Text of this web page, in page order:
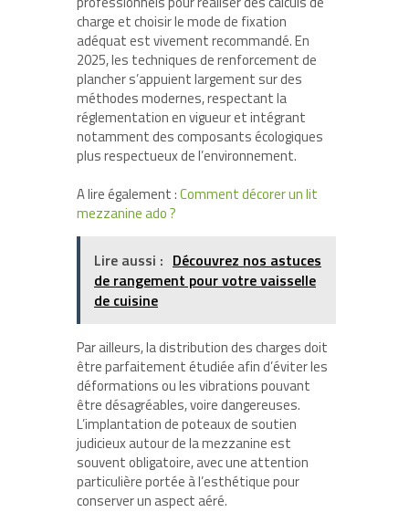
charge et choisir le mode de fixation
adéquat est vivement recommandé. En
2025, les techniques de renforcement de
plancher s’appuient largement sur des
méthodes modernes, respectant la
réglementation en vigueur et intégrant
notamment des composants écologiques
plus respectueux de l’environnement.
A lire également :Comment décorer un lit
mezzanine ado ?
Lire aussi : Découvrez nos astuces
de rangement pour votre vaisselle
de cuisine
Par ailleurs, la distribution des charges doit
être parfaitement étudiée afin d’éviter les
déformations ou les vibrations pouvant
être désagréables, voire dangereuses.
L’implantation de poteaux de soutien
judicieux autour de la mezzanine est
souvent obligatoire, avec une attention
particulière portée à l’esthétique pour
conserver un aspect aéré.